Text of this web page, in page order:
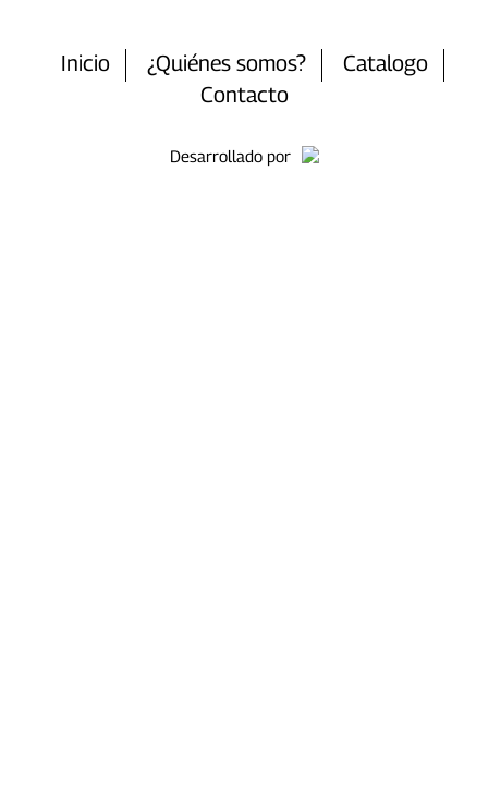
Inicio ¿Quiénes somos?
Catalogo
Contacto
Desarrollado por